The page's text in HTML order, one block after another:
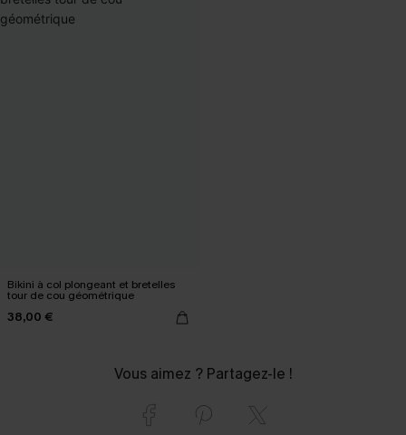
Bikini à col plongeant et bretelles
tour de cou géométrique
38,00 €
Vous aimez ? Partagez-le !